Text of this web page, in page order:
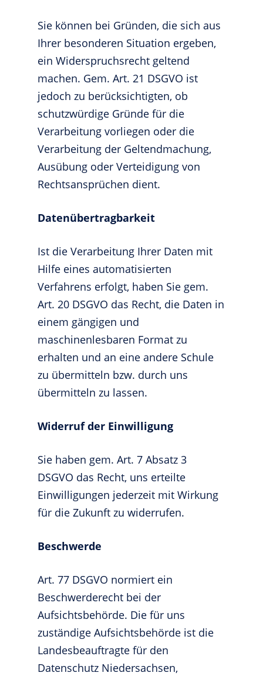
Sie können bei Gründen, die sich aus
Ihrer besonderen Situation ergeben,
ein Widerspruchsrecht geltend
machen. Gem. Art. 21 DSGVO ist
jedoch zu berücksichtigten, ob
schutzwürdige Gründe für die
Verarbeitung vorliegen oder die
Verarbeitung der Geltendmachung,
Ausübung oder Verteidigung von
Rechtsansprüchen dient.
Datenübertragbarkeit
Ist die Verarbeitung Ihrer Daten mit
Hilfe eines automatisierten
Verfahrens erfolgt, haben Sie gem.
Art. 20 DSGVO das Recht, die Daten in
einem gängigen und
maschinenlesbaren Format zu
erhalten und an eine andere Schule
zu übermitteln bzw. durch uns
übermitteln zu lassen.
Widerruf der Einwilligung
Sie haben gem. Art. 7 Absatz 3
DSGVO das Recht, uns erteilte
Einwilligungen jederzeit mit Wirkung
für die Zukunft zu widerrufen.
Beschwerde
Art. 77 DSGVO normiert ein
Beschwerderecht bei der
Aufsichtsbehörde. Die für uns
zuständige Aufsichtsbehörde ist die
Landesbeauftragte für den
Datenschutz Niedersachsen,